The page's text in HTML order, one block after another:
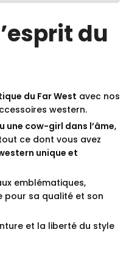
du
du Far West avec nos
western.
une cow-girl dans l’âme,
ce dont vous avez
unique et
emblématiques,
pour sa qualité et son
et la liberté du style